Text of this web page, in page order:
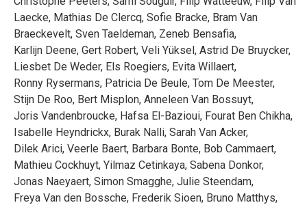
Laecke, Mathias De Clercq, Sofie Bracke, Bram Van
Braeckevelt, Sven Taeldeman, Zeneb Bensafia,
Karlijn Deene, Gert Robert, Veli Yüksel, Astrid De Bruycker,
Liesbet De Weder, Els Roegiers, Evita Willaert,
Ronny Rysermans, Patricia De Beule, Tom De Meester,
Stijn De Roo, Bert Misplon, Anneleen Van Bossuyt,
Joris Vandenbroucke, Hafsa El-Bazioui, Fourat Ben Chikha,
Isabelle Heyndrickx, Burak Nalli, Sarah Van Acker,
Dilek Arici, Veerle Baert, Barbara Bonte, Bob Cammaert,
Mathieu Cockhuyt, Yilmaz Cetinkaya, Sabena Donkor,
Jonas Naeyaert, Simon Smagghe, Julie Steendam,
Freya Van den Bossche, Frederik Sioen, Bruno Matthys,